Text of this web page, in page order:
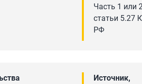
за работу во вредных
(отгулов).
Часть 1 или
статьи 5.27
РФ
Источник,